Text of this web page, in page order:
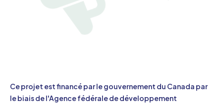
Ce projet est financé par le gouvernement du Canada par
le biais de l'Agence fédérale de développement